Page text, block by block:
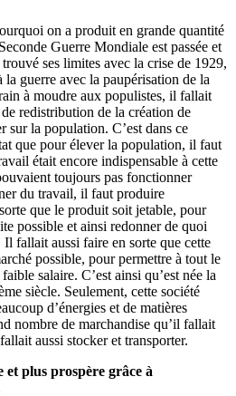
on a produit en grande quantité
Guerre Mondiale est passée et
ses limites avec la crise de 1929,
guerre avec la paupérisation de la
à moudre aux populistes, il fallait
redistribution de la création de
sur la population. C’est dans ce
que pour élever la population, il faut
était encore indispensable à cette
toujours pas fonctionner
du travail, il faut produire
que le produit soit jetable, pour
possible et ainsi redonner de quoi
fallait aussi faire en sorte que cette
possible, pour permettre à tout le
salaire. C’est ainsi qu’est née la
siècle. Seulement, cette société
d’énergies et de matières
nombre de marchandise qu’il fallait
aussi stocker et transporter.
et plus prospère grâce à